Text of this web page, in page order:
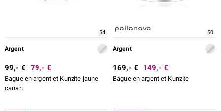
54
Argent
99,- € 79,- €
Bague en argent et Kunzite jaune
canari
50
Argent
169,- € 149,- €
Bague en argent et Kunzite